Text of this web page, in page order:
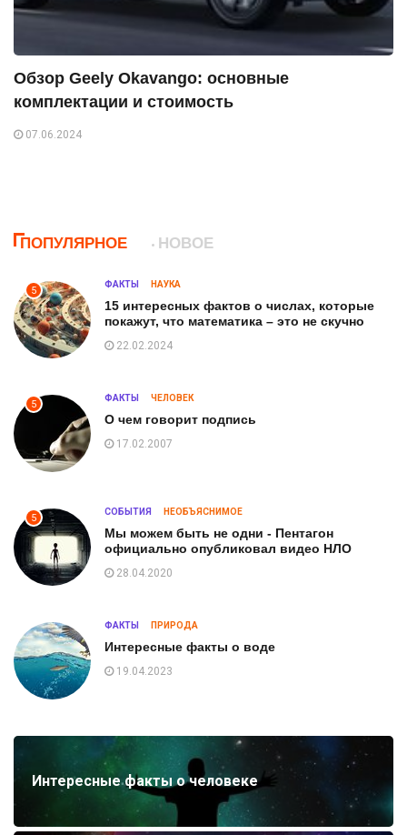
Обзор Geely Okavango: основные
комплектации и стоимость
07.06.2024
ПОПУЛЯРНОЕ НОВОЕ
5
ФАКТЫ НАУКА
15 интересных фактов о числах, которые
покажут, что математика – это не скучно
22.02.2024
5
ФАКТЫ ЧЕЛОВЕК
О чем говорит подпись
17.02.2007
5
СОБЫТИЯ НЕОБЪЯСНИМОЕ
Мы можем быть не одни - Пентагон
официально опубликовал видео НЛО
28.04.2020
ФАКТЫ ПРИРОДА
Интересные факты о воде
19.04.2023
Интересные факты о человеке